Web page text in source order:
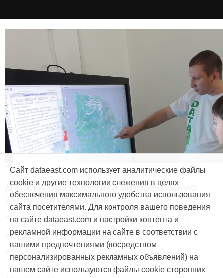
Продукты и услуги
Дата Ист разработала интерактивную
карту для краеведов
#CarryMap #Интерактивная карта #ArcGIS
#Природа #Дети #География
#Мобильная карта #Веб-приложение
Сайт dataeast.com использует аналитические файлы
cookie и другие технологии слежения в целях
обеспечения максимального удобства использования
сайта посетителями. Для контроля вашего поведения
на сайте dataeast.com и настройки контента и
рекламной информации на сайте в соответствии с
вашими предпочтениями (посредством
персонализированных рекламных объявлений) на
нашем сайте используются файлы cookie сторонних